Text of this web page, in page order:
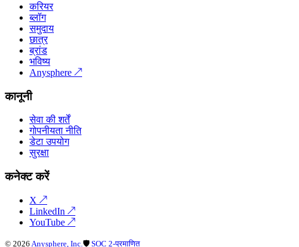
करियर
ब्लॉग
समुदाय
छात्र
ब्रांड
भविष्य
Anysphere ↗
कानूनी
सेवा की शर्तें
गोपनीयता नीति
डेटा उपयोग
सुरक्षा
कनेक्ट करें
X ↗
LinkedIn ↗
YouTube ↗
© 2026 Anysphere, Inc. 🛡 SOC 2-प्रमाणित